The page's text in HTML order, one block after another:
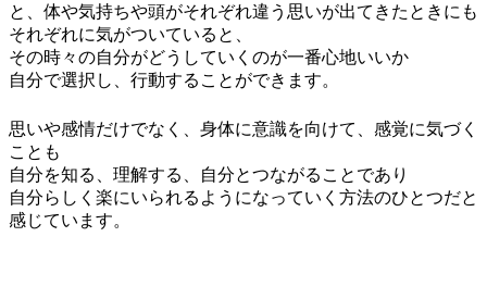
と、体や気持ちや頭がそれぞれ違う思いが出てきたときにも
それぞれに気がついていると、
その時々の自分がどうしていくのが一番心地いいか
自分で選択し、行動することができます。
思いや感情だけでなく、身体に意識を向けて、感覚に気づく
ことも
自分を知る、理解する、自分とつながることであり
自分らしく楽にいられるようになっていく方法のひとつだと
感じています。